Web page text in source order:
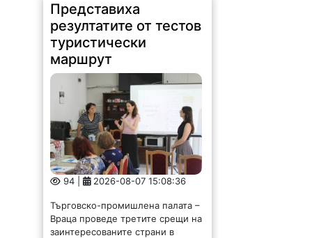
Представиха
резултатите от тестов
туристически
маршрут
94 | 2026-08-07 15:08:36
Търговско-промишлена палата –
Враца проведе третите срещи на
заинтересованите страни в